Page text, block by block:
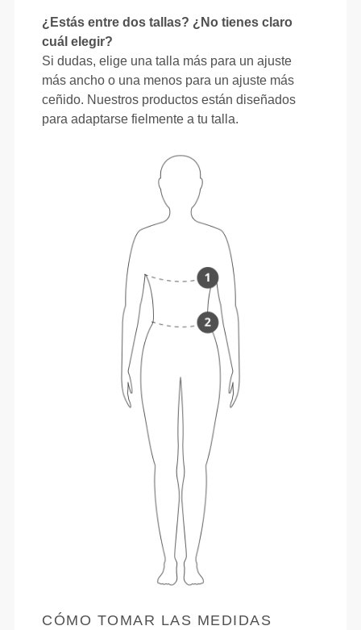
¿Estás entre dos tallas? ¿No tienes claro
cuál elegir?
Si dudas, elige una talla más para un ajuste
más ancho o una menos para un ajuste más
ceñido. Nuestros productos están diseñados
para adaptarse fielmente a tu talla.
CÓMO TOMAR LAS MEDIDAS